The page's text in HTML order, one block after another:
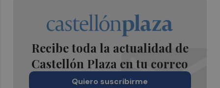
Recibe toda la actualidad de
Castellón Plaza en tu correo
Quiero suscribirme